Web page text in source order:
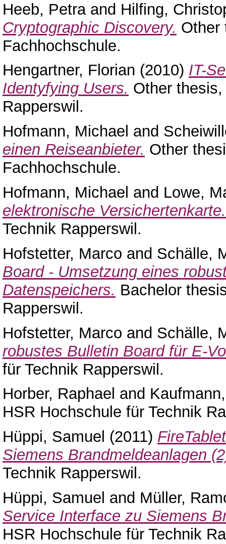
Heeb, Petraand Hilfing,
Cryptographic Discovery. Other
Fachhochschule.
Hengartner, Florian (2010) IT-
Identyfying Users. Other
Rapperswil.
Hofmann, Michael and
einen Reiseanbieter. Other
Fachhochschule.
Hofmann, Michael and Lowe,
elektronische Versichertenkarte.
Technik Rapperswil.
Hofstetter, Marco and Schälle,
Board - Umsetzung eines
Datenspeichers. Bachelor
Rapperswil.
Hofstetter, Marco and Schälle,
robustes Bulletin Board für E-
für Technik Rapperswil.
Horber, Raphael and
HSR Hochschule für Technik
Hüppi, Samuel (2011)
Siemens Brandmeldeanlagen
Technik Rapperswil.
Hüppi, Samuel and Müller,
Service Interface zu Siemens
HSR Hochschule für Technik